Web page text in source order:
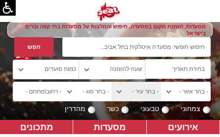
מסעדות, הזמנת מקום במסעדה, חיפוש והמלצות על מסעדות בתי קפה וברים
בישראל
צמחוני טבעוני כשר מהדרין
אירועים מסעדות מתכונים